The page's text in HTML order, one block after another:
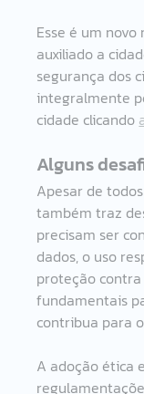
Esse é um
auxiliado a
segurança dos
integralmente
cidade clicando
Alguns
Apesar de
também traz
precisam ser
dados, o uso
proteção
fundamentais
contribua para
A adoção ética